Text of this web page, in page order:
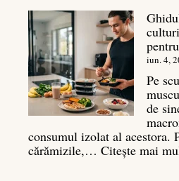
iun. 4,
Pe
de
consumul izolat al acestora.
cărămizile,… Citește mai